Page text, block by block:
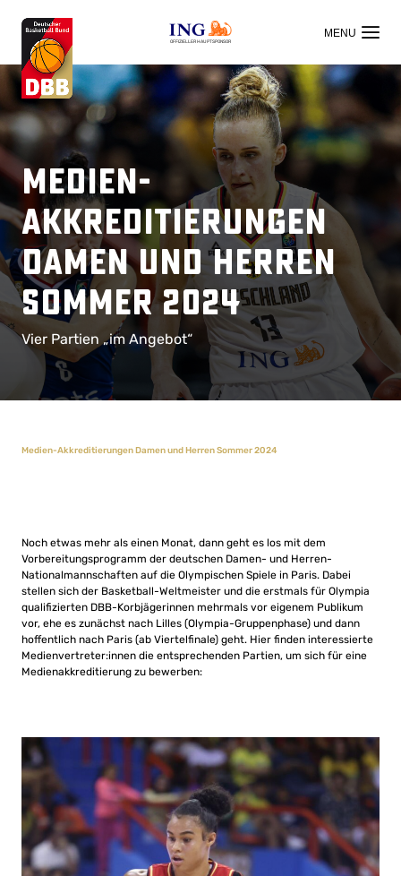
OFFIZIELLER HAUPTSPONSOR
Medien-
Akkreditierungen
Damen und Herren
Sommer 2024
Vier Partien „im Angebot“
Medien-Akkreditierungen Damen und Herren Sommer 2024
Noch etwas mehr als einen Monat, dann geht es los mit dem
Vorbereitungsprogramm der deutschen Damen- und Herren-
Nationalmannschaften auf die Olympischen Spiele in Paris. Dabei
stellen sich der Basketball-Weltmeister und die erstmals für Olympia
qualifizierten DBB-Korbjägerinnen mehrmals vor eigenem Publikum
vor, ehe es zunächst nach Lilles (Olympia-Gruppenphase) und dann
hoffentlich nach Paris (ab Viertelfinale) geht. Hier finden interessierte
Medienvertreter:innen die entsprechenden Partien, um sich für eine
Medienakkreditierung zu bewerben: